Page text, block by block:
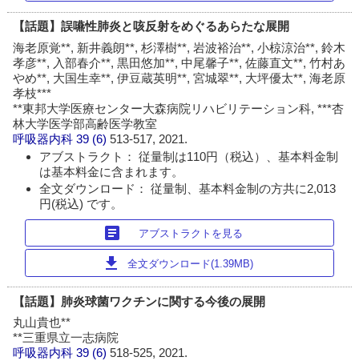
【話題】誤嚥性肺炎と咳反射をめぐるあらたな展開
海老原覚**, 新井義朗**, 杉澤樹**, 岩波裕治**, 小椋涼治**, 鈴木
孝彦**, 入部春介**, 黒田悠加**, 中尾馨子**, 佐藤直文**, 竹村あ
やめ**, 大国生幸**, 伊豆蔵英明**, 宮城翠**, 大坪優太**, 海老原
孝枝***
**東邦大学医療センター大森病院リハビリテーション科, ***杏
林大学医学部高齢医学教室
呼吸器内科 39 (6)513-517, 2021.
アブストラクト： 従量制は110円（税込）、基本料金制
は基本料金に含まれます。
全文ダウンロード： 従量制、基本料金制の方共に2,013
円(税込) です。
article アブストラクトを見る
download 全文ダウンロード(1.39MB)
【話題】肺炎球菌ワクチンに関する今後の展開
丸山貴也**
**三重県立一志病院
呼吸器内科 39 (6)518-525, 2021.